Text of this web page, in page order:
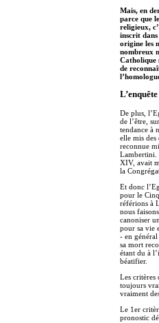
Mais, en
parce que
religieux,
inscrit
origine les
nombreux
Catholique
de
De plus,
de l’être,
tendance à
elle mis
reconnue
Lambertini.
XIV, avait
la
Et donc
pour le
référions à
nous
canoniser
pour sa vie
- en
sa mort
étant du à
béatifier.
Les critères
toujours
vraiment
Le 1er
pronostic